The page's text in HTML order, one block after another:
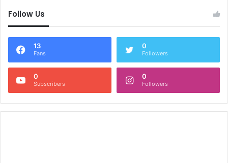
Follow Us
13
Fans
0
Followers
0
Subscribers
0
Followers